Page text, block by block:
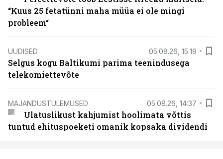
“Kuus 25 fetatünni maha müüa ei ole mingi
probleem“
UUDISED 05.08.26, 15:19
Selgus kogu Baltikumi parima teenindusega
telekomiettevõte
MAJANDUSTULEMUSED 05.08.26, 14:37
Ulatuslikust kahjumist hoolimata võttis
tuntud ehituspoeketi omanik kopsaka dividendi